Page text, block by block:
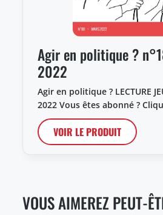
Agir en politique ?
2022
Agir en politique ? LECTURE
2022 Vous êtes abonné ?
VOIR LE PRODUIT
VOUS AIMEREZ PEUT-